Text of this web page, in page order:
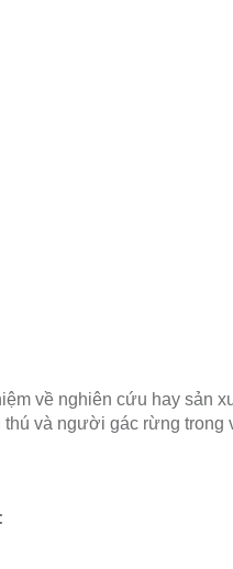
về nghiên cứu hay sản
và người gác rừng trong